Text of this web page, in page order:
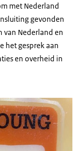
met Nederland
gevonden
van Nederland en
het gesprek aan
en overheid in